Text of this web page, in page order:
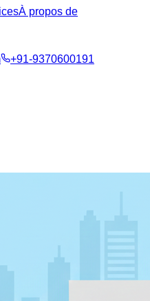
À propos de
+91-9370600191